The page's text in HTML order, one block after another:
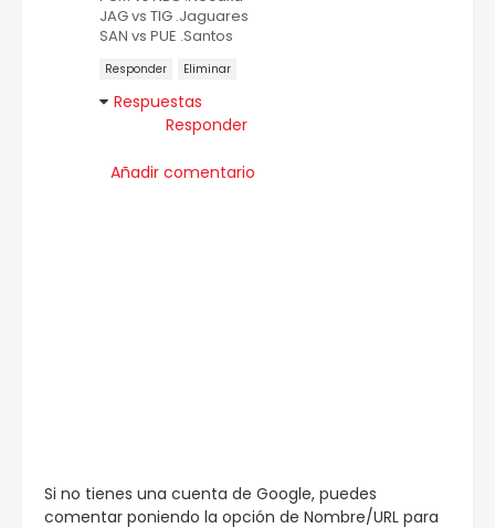
JAG vs TIG .Jaguares
SAN vs PUE .Santos
Responder Eliminar
Respuestas
Responder
Añadir comentario
Si no tienes una cuenta de Google, puedes
comentar poniendo la opción de Nombre/URL para